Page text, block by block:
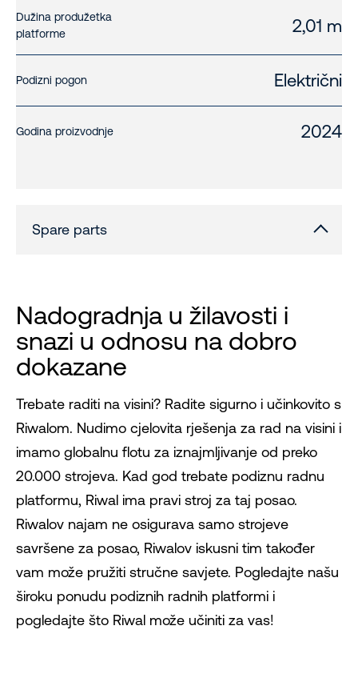
Dužina produžetka
platforme
2,01 m
Podizni pogon Električni
Godina proizvodnje 2024
Spare parts
Nadogradnja u žilavosti i
snazi ​​u odnosu na dobro
dokazane
Trebate raditi na visini? Radite sigurno i učinkovito s
Riwalom. Nudimo cjelovita rješenja za rad na visini i
imamo globalnu flotu za iznajmljivanje od preko
20.000 strojeva. Kad god trebate podiznu radnu
platformu, Riwal ima pravi stroj za taj posao.
Riwalov najam ne osigurava samo strojeve
savršene za posao, Riwalov iskusni tim također
vam može pružiti stručne savjete. Pogledajte našu
široku ponudu podiznih radnih platformi i
pogledajte što Riwal može učiniti za vas!